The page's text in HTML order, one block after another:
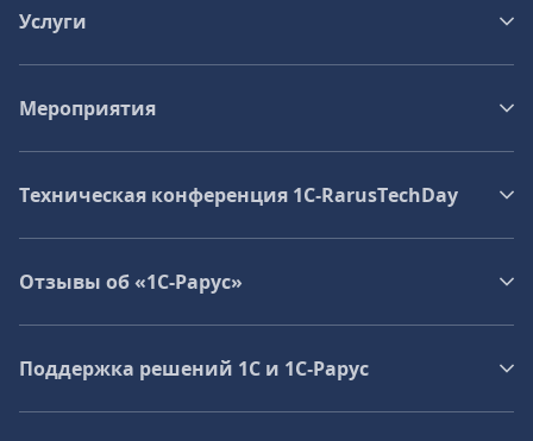
Услуги
Мероприятия
Техническая конференция 1C‑RarusTechDay
Отзывы об «1С-Рарус»
Поддержка решений 1С и 1С‑Рарус